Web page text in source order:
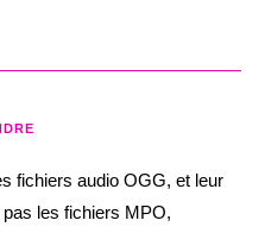
fichiers audio OGG, et leur
les fichiers MPO,